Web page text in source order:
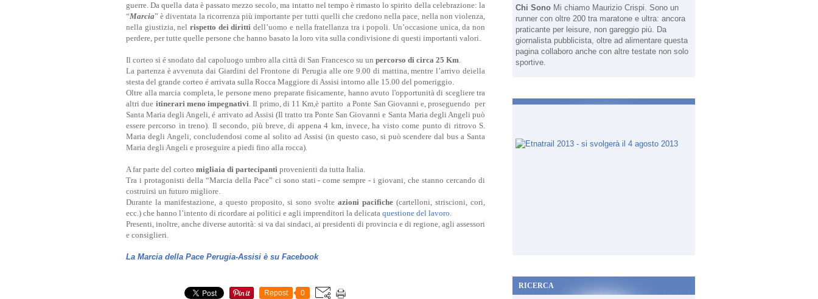
guerre. Da quella data è passato mezzo secolo, ma intatto nel tempo è rimasto lo spirito della celebrazione: la
“Marcia” è diventata la ricorrenza più importante per tutti quelli che credono nella pace, nella non violenza,
nella giustizia, nelrispetto dei dirittidell’uomo e nella fratellanza tra i popoli. Un’occasione unica, da non
perdere, per tutte quelle persone che hanno basato la loro vita sulla condivisione di questi importanti valori.
Il corteo si é snodato dal capoluogo umbro alla città di San Francesco su un percorso di circa 25 Km.
La partenza è avvenuta dai Giardini del Frontone di Perugia alle ore 9.00 di mattina, mentre l’arrivo deiella
stesta del grande corteo é arrivata sulla Rocca Maggiore di Assisi intorno alle 15.00 del pomeriggio.
Oltre alla marcia completa, le persone meno preparate fisicamente, hanno avuto l'opportunità di scegliere tra
altri due itinerari meno impegnativi. Il primo, di 11 Km,è partito a Ponte San Giovanni e, proseguendo per
Santa Maria degli Angeli, é arrivato ad Assisi (Il tratto tra Ponte San Giovanni e Santa Maria degli Angeli può
essere percorso in treno). Il secondo, più breve, di appena 4 km, invece, ha visto come punto di ritrovo S.
Maria degli Angeli, concludendosi come al solito ad Assisi (in questo caso, si può scendere dal bus a Santa
Maria degli Angeli e proseguire a piedi fino alla rocca).
A far parte del corteo migliaia di partecipanti provenienti da tutta Italia.
Tra i protagonisti della “Marcia della Pace” ci sono stati - come sempre - i giovani, che stanno cercando di
costruirsi un futuro migliore.
Durante la manifestazione, a questo proposito, si sono svolte azioni pacifiche (cartelloni, striscioni, cori,
ecc.) che hanno l’intento di ricordare ai politici e agli imprenditori la delicata questione del lavoro.
Presenti, inoltre, anche diverse autorità: si va dai sindaci, ai presidenti di provincia e di regione, agli assessori
e consiglieri.
La Marcia della Pace Perugia-Assisi è su Facebook
Repost 0
Chi Sono Mi chiamo Maurizio Crispi. Sono un
runner con oltre 200 tra maratone e ultra: ancora
praticante per leisure, non gareggio più. Da
giornalista pubblicista, oltre ad alimentare questa
pagina collaboro anche con altre testate non solo
sportive.
RICERCA